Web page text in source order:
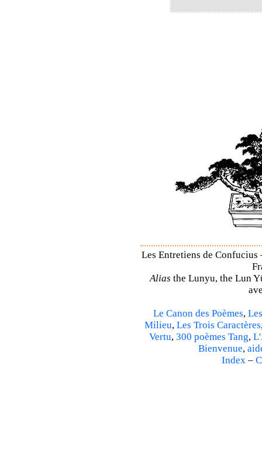
Les Entretiens de
Alias the Lunyu, the Lun
Le Canon des Poèmes,
Milieu, Les Trois Caractères
Vertu, 300 poèmes Tang,
Bienvenue,
Index –